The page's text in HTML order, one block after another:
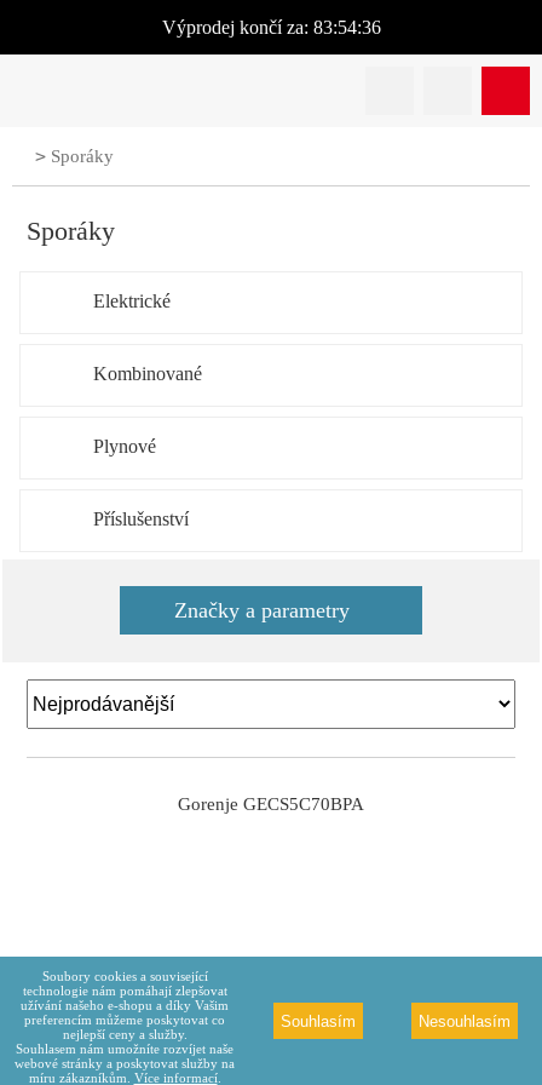
Výprodej končí za: 83:54:36
> Sporáky
Sporáky
Elektrické
Kombinované
Plynové
Příslušenství
Značky a parametry
Gorenje GECS5C70BPA
Soubory cookies a související
technologie nám pomáhají zlepšovat
užívání našeho e-shopu a díky Vašim
preferencím můžeme poskytovat co
nejlepší ceny a služby.
Souhlasem nám umožníte rozvíjet naše
webové stránky a poskytovat služby na
míru zákazníkům. Více informací.
Souhlasím Nesouhlasím